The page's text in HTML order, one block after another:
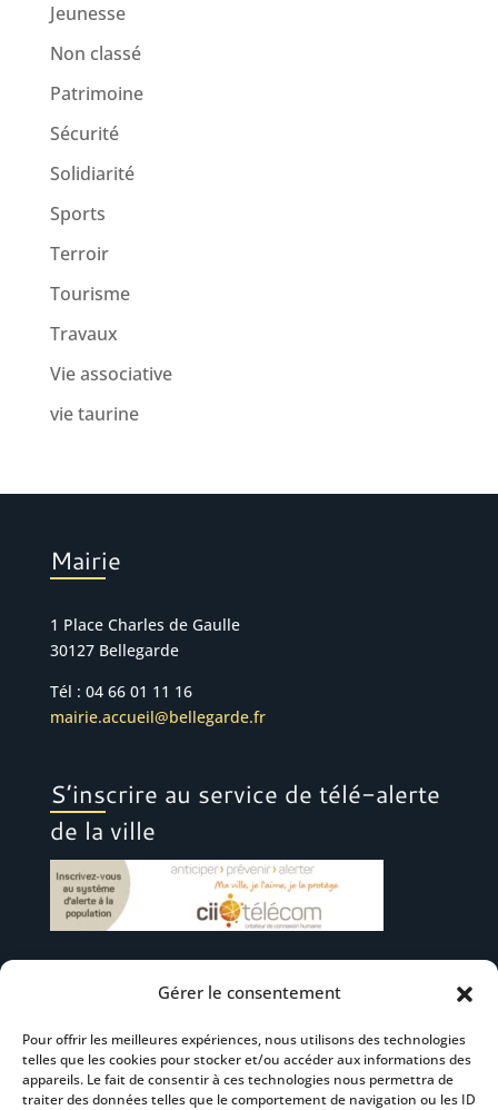
Gérer le consentement
Pour offrir les meilleures expériences, nous utilisons des technologies
telles que les cookies pour stocker et/ou accéder aux informations des
appareils. Le fait de consentir à ces technologies nous permettra de
traiter des données telles que le comportement de navigation ou les ID
Jeunesse
Non classé
Patrimoine
Sécurité
Solidiarité
Sports
Terroir
Tourisme
Travaux
Vie associative
vie taurine
Mairie
1 Place Charles de Gaulle
30127 Bellegarde
Tél : 04 66 01 11 16
mairie.accueil@bellegarde.fr
S’inscrire au service de télé-alerte
de la ville
Suivez-nous